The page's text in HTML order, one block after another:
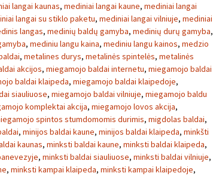
langai kaunas, mediniai langai kaune, mediniai langai
langai su stiklo paketu, mediniai langai vilniuje, mediniai
langas, medinių baldų gamyba, medinių durų gamyba,
, mediniu langu kaina, mediniu langu kainos, medzio
, metalines durys, metalinės spintelės, metalinės
akcijos, miegamojo baldai internetu, miegamojo baldai
baldai klaipeda, miegamojo baldai klaipedoje,
siauliuose, miegamojo baldai vilniuje, miegamojo baldu
komplektai akcija, miegamojo lovos akcija,
spintos stumdomomis durimis, migdolas baldai,
, minijos baldai kaune, minijos baldai klaipeda, minkšti
kaunas, minksti baldai kaune, minksti baldai klaipeda,
, minksti baldai siauliuose, minksti baldai vilniuje,
, minksti kampai klaipeda, minksti kampai klaipedoje,